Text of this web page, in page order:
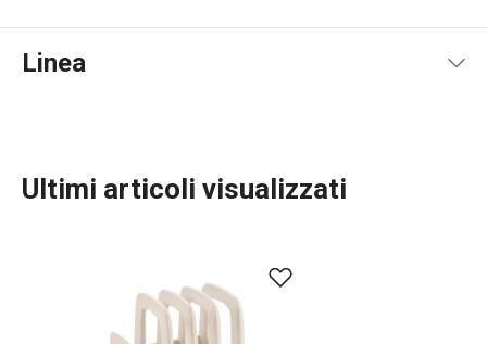
Linea
Organizzazione e pulizia
Ultimi articoli visualizzati